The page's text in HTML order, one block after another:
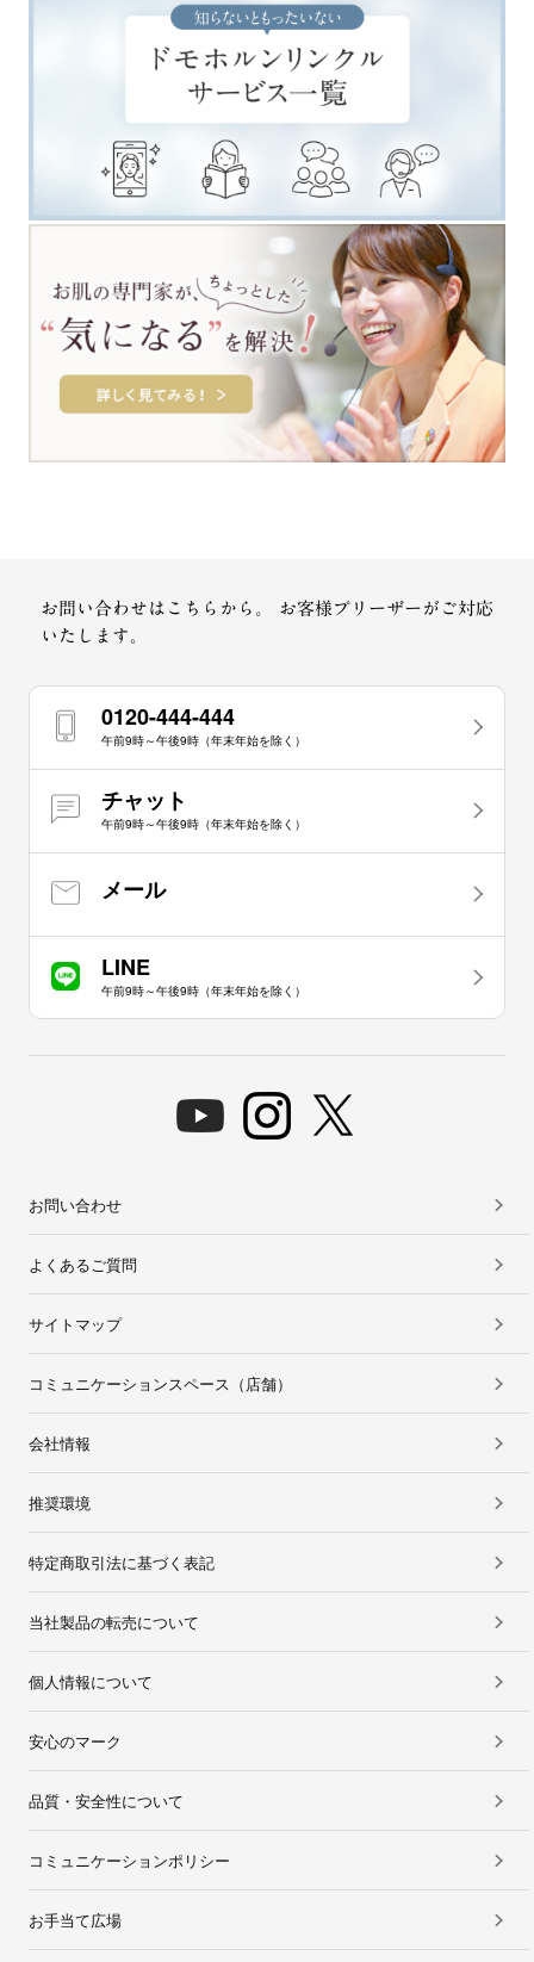
お問い合わせはこちらから。
お客様プリーザーがご対応
いたします。
0120-444-444
午前9時～午後9時（年末年始を除く）
チャット
午前9時～午後9時（年末年始を除く）
メール
LINE
午前9時～午後9時（年末年始を除く）
お問い合わせ
よくあるご質問
サイトマップ
コミュニケーションスペース（店舗）
会社情報
推奨環境
特定商取引法に基づく表記
当社製品の転売について
個人情報について
安心のマーク
品質・安全性について
コミュニケーションポリシー
お手当て広場